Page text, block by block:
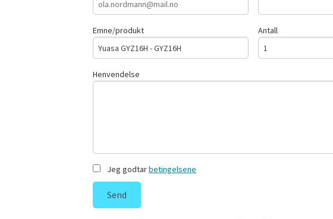
Emne/produkt Antall
Henvendelse
Jeg godtarbetingelsene
Send